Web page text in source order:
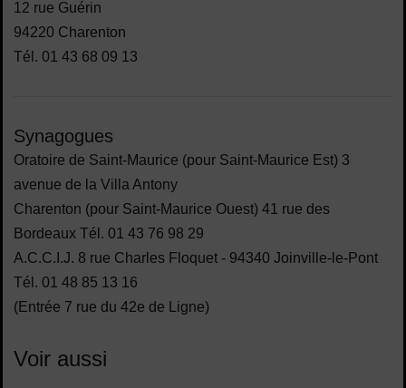
12 rue Guérin
94220 Charenton
Tél. 01 43 68 09 13
Synagogues
Oratoire de Saint-Maurice (pour Saint-Maurice Est) 3
avenue de la Villa Antony
Charenton (pour Saint-Maurice Ouest) 41 rue des
Bordeaux Tél. 01 43 76 98 29
A.C.C.I.J. 8 rue Charles Floquet - 94340 Joinville-le-Pont
Tél. 01 48 85 13 16
(Entrée 7 rue du 42e de Ligne)
Voir aussi